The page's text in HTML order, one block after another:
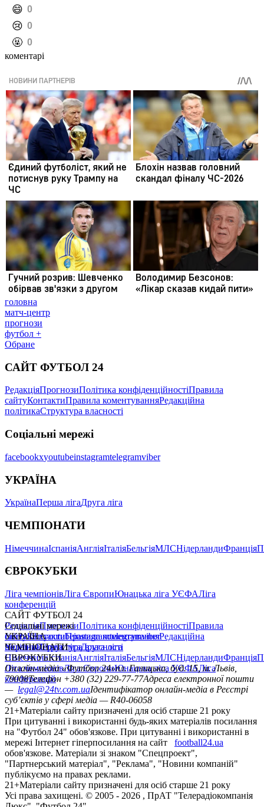
️😄 0
️😢 0
️🤬 0
коментарі
головна
матч-центр
прогнози
футбол +
Обране
САЙТ ФУТБОЛ 24
РедакціяПрогнозиПолітика конфіденційностіПравила
сайтуКонтактиПравила коментуванняРедакційна
політикаСтруктура власності
Соціальні мережі
facebookxyoutubeinstagramtelegramviber
УКРАЇНА
УкраїнаПерша лігаДруга ліга
ЧЕМПІОНАТИ
НімеччинаІспаніяАнгліяІталіяБельгіяМЛСНідерландиФранція
ЄВРОКУБКИ
Ліга чемпіонівЛіга ЄвропиЮнацька ліга УЄФАЛіга
конференцій
САЙТ ФУТБОЛ 24
РедакціяПрогнозиПолітика конфіденційностіПравила
сайтуКонтактиПравила коментуванняРедакційна
політикаСтруктура власності
Соціальні мережі
facebookxyoutubeinstagramtelegramviber
УКРАЇНА
УкраїнаПерша лігаДруга ліга
ЧЕМПІОНАТИ
НімеччинаІспаніяАнгліяІталіяБельгіяМЛСНідерландиФранція
ЄВРОКУБКИ
Ліга чемпіонівЛіга ЄвропиЮнацька ліга УЄФАЛіга
конференцій
Онлайн-медіа «Футбол 24»пл. Галицька, буд. 15, м. Львів,
79008Телефон +380 (32) 229-77-77Адреса електронної пошти
— legal@24tv.com.uaІдентифікатор онлайн-медіа в Реєстрі
суб’єктів у сфері медіа — R40-06058
21+Матеріали сайту призначені для осіб старше 21 року
При цитуванні і використанні будь-яких матеріалів посилання
на "Футбол 24" обов'язкове. При цитуванні і використанні в
мережі Інтернет гіперпосилання на сайт
football24.ua
обов'язкове. Матеріали зі знаком "Спецпроект",
"Партнерський матеріал", "Реклама", "Новини компаній"
публікуємо на правах реклами.
21+Матеріали сайту призначені для осіб старше 21 року
Усi права захищенi. © 2005 - 2026 , ПрАТ "Телерадіокомпанія